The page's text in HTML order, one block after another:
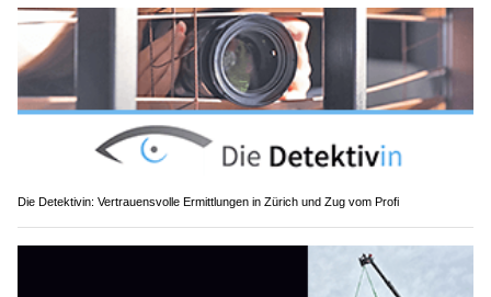
Die Detektivin: Vertrauensvolle Ermittlungen in Zürich und Zug vom Profi